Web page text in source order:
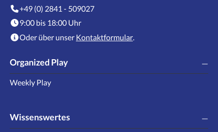
+49 (0) 2841 - 509027
9:00 bis 18:00 Uhr
Oder über unser Kontaktformular.
Organized Play
Weekly Play
Wissenswertes